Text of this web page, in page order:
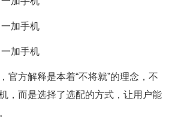
官方解释是本着“不将就”的理念，不
，而是选择了选配的方式，让用户能